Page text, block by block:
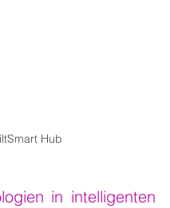
Hub
in intelligenten